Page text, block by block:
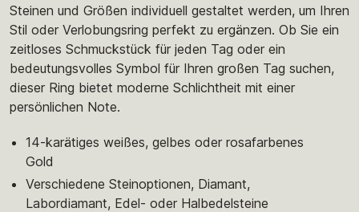
Steinen und Größen individuell gestaltet werden, um Ihren
Stil oder Verlobungsring perfekt zu ergänzen. Ob Sie ein
zeitloses Schmuckstück für jeden Tag oder ein
bedeutungsvolles Symbol für Ihren großen Tag suchen,
dieser Ring bietet moderne Schlichtheit mit einer
persönlichen Note.
14-karätiges weißes, gelbes oder rosafarbenes
Gold
Verschiedene Steinoptionen, Diamant,
Labordiamant, Edel- oder Halbedelsteine